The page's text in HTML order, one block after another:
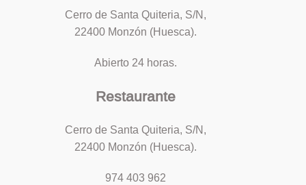
Cerro de Santa Quiteria, S/N,
22400 Monzón (Huesca).
Abierto 24 horas.
Restaurante
Cerro de Santa Quiteria, S/N,
22400 Monzón (Huesca).
974 403 962